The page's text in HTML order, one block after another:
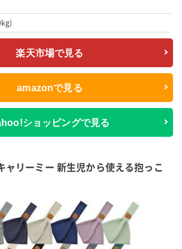
楽天市場で見る
amazonで見る
ショッピングで見る
リーミー 新生児から使える抱っこ